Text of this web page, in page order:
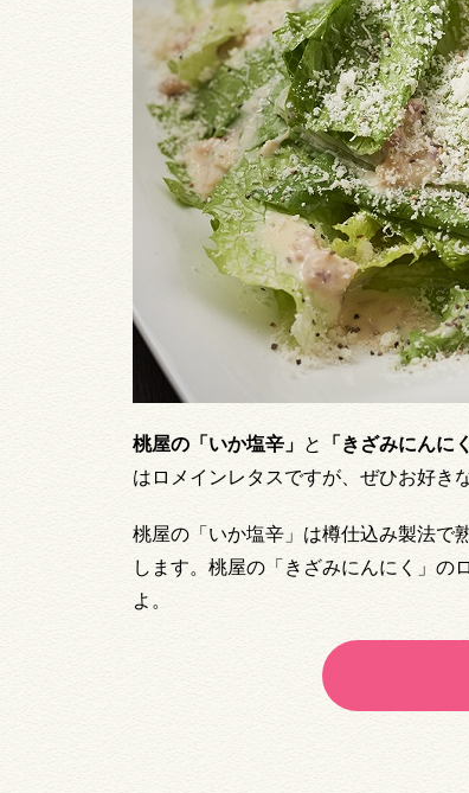
桃屋の「いか塩辛」 と 「きざみにんに
はロメインレタスですが、ぜひお好き
桃屋の「いか塩辛」は樽仕込み製法で
します。桃屋の「きざみにんにく」の
よ。